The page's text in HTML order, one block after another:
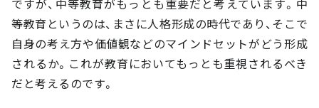
ですが、中等教育がもっとも重要だと考えています。中
等教育というのは、まさに人格形成の時代であり、そこで
自身の考え方や価値観などのマインドセットがどう形成
されるか。これが教育においてもっとも重視されるべき
だと考えるのです。